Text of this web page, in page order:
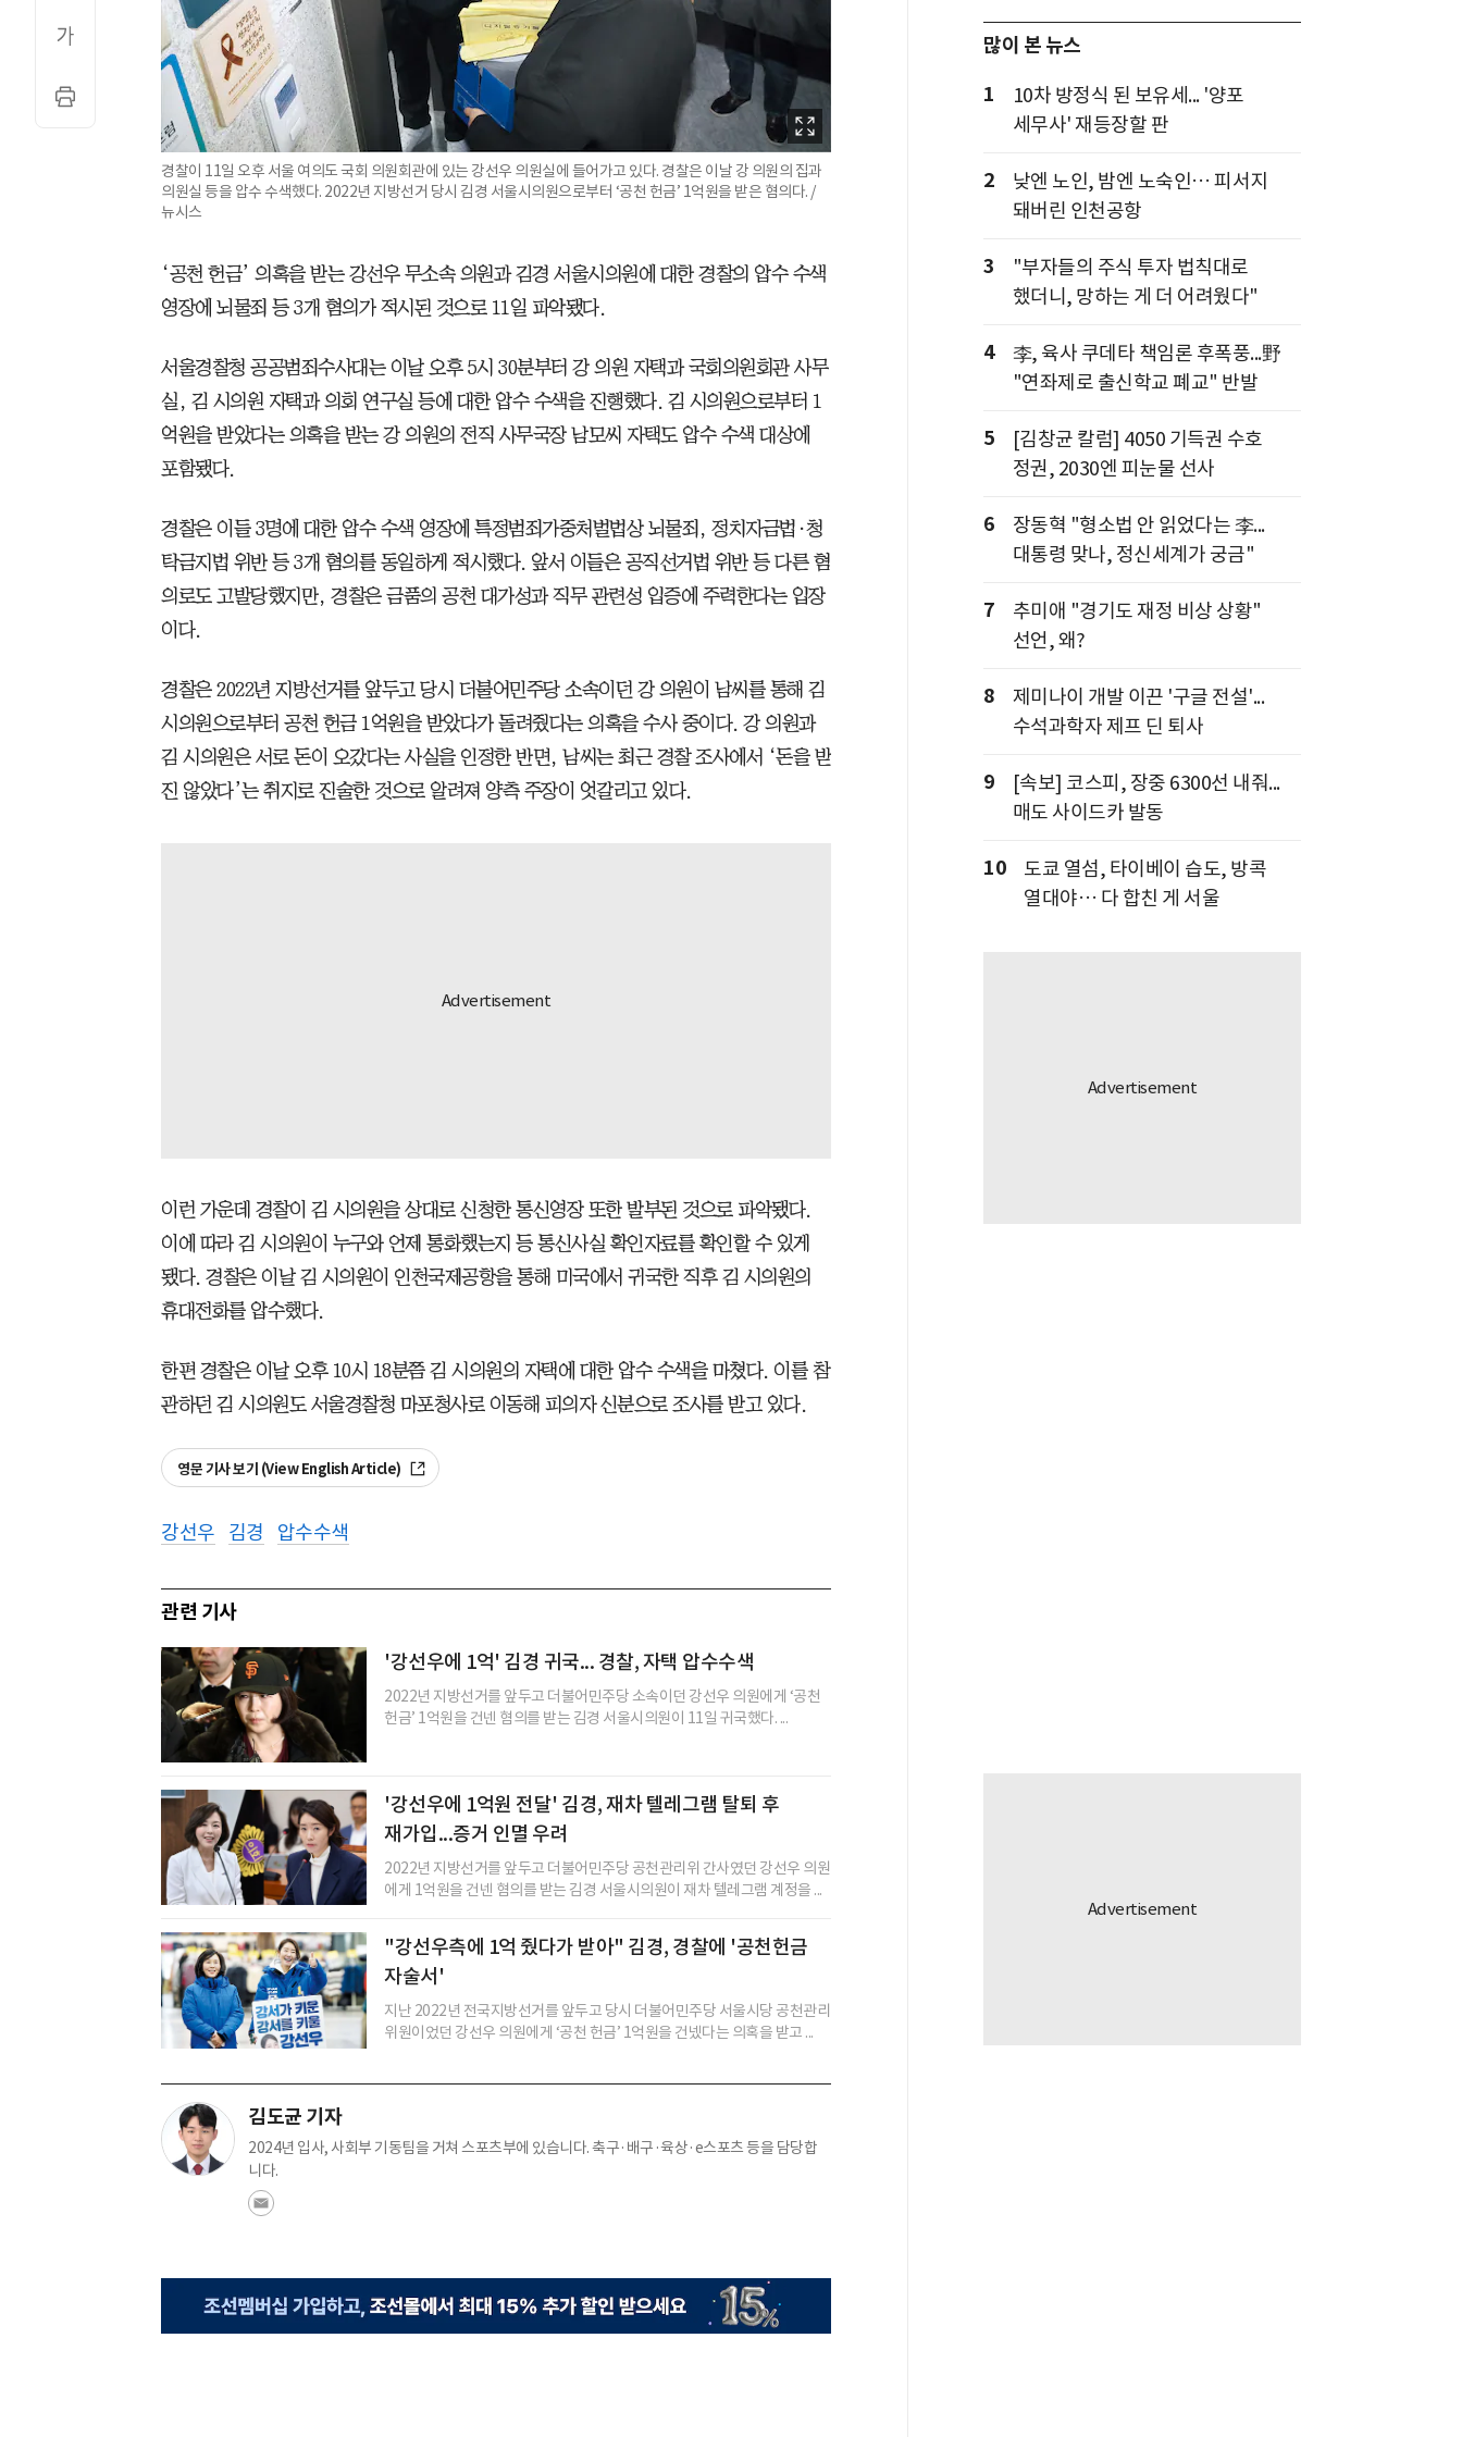
경찰이 11일 오후 서울 여의도 국회 의원회관에 있는 강선우 의원실에 들어가고 있다. 경찰은 이날 강 의원의 집과
의원실 등을 압수 수색했다. 2022년 지방선거 당시 김경 서울시의원으로부터 ‘공천 헌금’ 1억원을 받은 혐의다. /
뉴시스
‘공천 헌금’ 의혹을 받는 강선우 무소속 의원과 김경 서울시의원에 대한 경찰의 압수 수색
영장에 뇌물죄 등 3개 혐의가 적시된 것으로 11일 파악됐다.
서울경찰청 공공범죄수사대는 이날 오후 5시 30분부터 강 의원 자택과 국회의원회관 사무
실, 김 시의원 자택과 의회 연구실 등에 대한 압수 수색을 진행했다. 김 시의원으로부터 1
억원을 받았다는 의혹을 받는 강 의원의 전직 사무국장 남모씨 자택도 압수 수색 대상에
포함됐다.
경찰은 이들 3명에 대한 압수 수색 영장에 특정범죄가중처벌법상 뇌물죄, 정치자금법·청
탁금지법 위반 등 3개 혐의를 동일하게 적시했다. 앞서 이들은 공직선거법 위반 등 다른 혐
의로도 고발당했지만, 경찰은 금품의 공천 대가성과 직무 관련성 입증에 주력한다는 입장
이다.
경찰은 2022년 지방선거를 앞두고 당시 더불어민주당 소속이던 강 의원이 남씨를 통해 김
시의원으로부터 공천 헌금 1억원을 받았다가 돌려줬다는 의혹을 수사 중이다. 강 의원과
김 시의원은 서로 돈이 오갔다는 사실을 인정한 반면, 남씨는 최근 경찰 조사에서 ‘돈을 받
진 않았다’는 취지로 진술한 것으로 알려져 양측 주장이 엇갈리고 있다.
이런 가운데 경찰이 김 시의원을 상대로 신청한 통신영장 또한 발부된 것으로 파악됐다.
이에 따라 김 시의원이 누구와 언제 통화했는지 등 통신사실 확인자료를 확인할 수 있게
됐다. 경찰은 이날 김 시의원이 인천국제공항을 통해 미국에서 귀국한 직후 김 시의원의
휴대전화를 압수했다.
한편 경찰은 이날 오후 10시 18분쯤 김 시의원의 자택에 대한 압수 수색을 마쳤다. 이를 참
관하던 김 시의원도 서울경찰청 마포청사로 이동해 피의자 신분으로 조사를 받고 있다.
영문 기사 보기 (View English Article)
강선우 김경 압수수색
관련 기사
'강선우에 1억' 김경 귀국... 경찰, 자택 압수수색
2022년 지방선거를 앞두고 더불어민주당 소속이던 강선우 의원에게 ‘공천
헌금’ 1억원을 건넨 혐의를 받는 김경 서울시의원이 11일 귀국했다. ...
'강선우에 1억원 전달' 김경, 재차 텔레그램 탈퇴 후
재가입...증거 인멸 우려
2022년 지방선거를 앞두고 더불어민주당 공천관리위 간사였던 강선우 의원
에게 1억원을 건넨 혐의를 받는 김경 서울시의원이 재차 텔레그램 계정을 ...
"강선우측에 1억 줬다가 받아" 김경, 경찰에 '공천헌금
자술서'
지난 2022년 전국지방선거를 앞두고 당시 더불어민주당 서울시당 공천관리
위원이었던 강선우 의원에게 ‘공천 헌금’ 1억원을 건넸다는 의혹을 받고 ...
김도균 기자
2024년 입사, 사회부 기동팀을 거쳐 스포츠부에 있습니다. 축구·배구·육상·e스포츠 등을 담당합
니다.
많이 본 뉴스
1
10차 방정식 된 보유세... '양포
세무사' 재등장할 판
2
낮엔 노인, 밤엔 노숙인… 피서지
돼버린 인천공항
3
"부자들의 주식 투자 법칙대로
했더니, 망하는 게 더 어려웠다"
4
李, 육사 쿠데타 책임론 후폭풍...野
"연좌제로 출신학교 폐교" 반발
5
[김창균 칼럼] 4050 기득권 수호
정권, 2030엔 피눈물 선사
6
장동혁 "형소법 안 읽었다는 李...
대통령 맞나, 정신세계가 궁금"
7
추미애 "경기도 재정 비상 상황"
선언, 왜?
8
제미나이 개발 이끈 '구글 전설'...
수석과학자 제프 딘 퇴사
9
[속보] 코스피, 장중 6300선 내줘...
매도 사이드카 발동
10
도쿄 열섬, 타이베이 습도, 방콕
열대야… 다 합친 게 서울